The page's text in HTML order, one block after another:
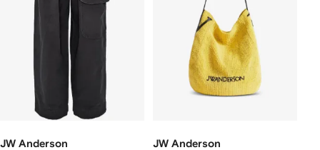
JW Anderson JW Anderson